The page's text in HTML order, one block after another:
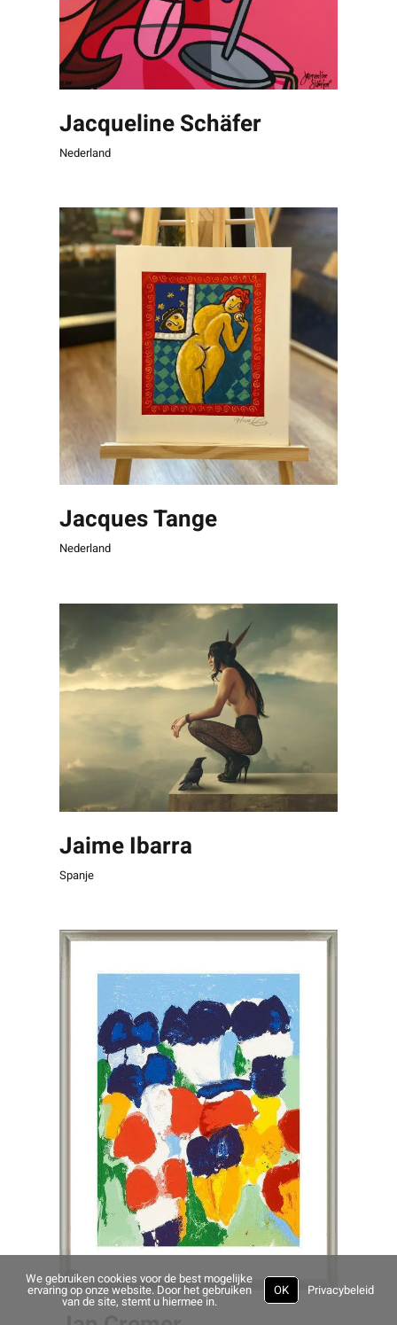
Jacqueline Schäfer
Nederland
Jacques Tange
Nederland
Jaime Ibarra
Spanje
We gebruiken cookies voor de best mogelijke
ervaring op onze website. Door het gebruiken
van de site, stemt u hiermee in.
OK Privacybeleid